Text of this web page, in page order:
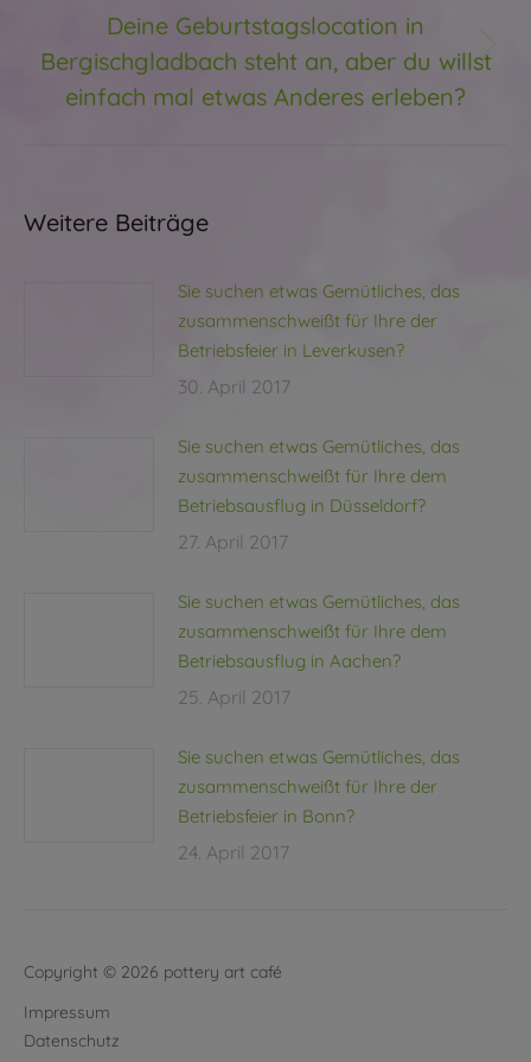
Nächster
Beitrag:
Deine Geburtstagslocation in
Bergischgladbach steht an, aber du willst
einfach mal etwas Anderes erleben?
Weitere Beiträge
Sie suchen etwas Gemütliches, das
zusammenschweißt für Ihre der
Betriebsfeier in Leverkusen?
30. April 2017
Sie suchen etwas Gemütliches, das
zusammenschweißt für Ihre dem
Betriebsausflug in Düsseldorf?
27. April 2017
Sie suchen etwas Gemütliches, das
zusammenschweißt für Ihre dem
Betriebsausflug in Aachen?
25. April 2017
Sie suchen etwas Gemütliches, das
zusammenschweißt für Ihre der
Betriebsfeier in Bonn?
24. April 2017
Copyright © 2026 pottery art café
Impressum
Datenschutz